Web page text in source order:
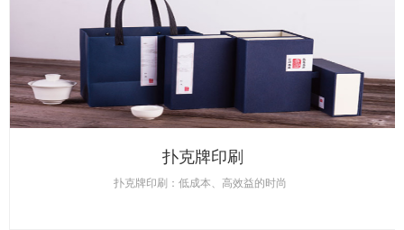
扑克牌印刷
扑克牌印刷：低成本、高效益的时尚